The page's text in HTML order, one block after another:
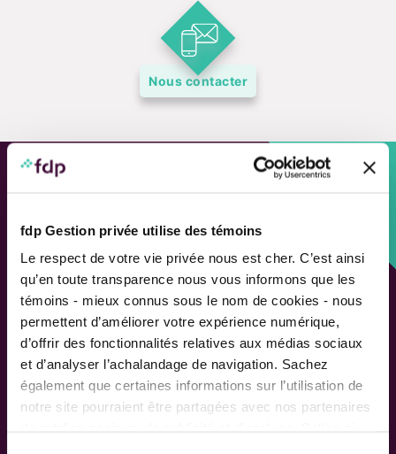
fdp Gestion privée utilise des témoins
Le respect de votre vie privée nous est cher. C’est ainsi
qu’en toute transparence nous vous informons que les
témoins - mieux connus sous le nom de cookies - nous
permettent d’améliorer votre expérience numérique,
d’offrir des fonctionnalités relatives aux médias sociaux
et d’analyser l’achalandage de navigation. Sachez
également que certaines informations sur l’utilisation de
notre site pourraient être partagées avec nos partenaires
Nous contacter
Solutions adaptées.
LIENS RAPIDES
Outils de rendement
Calcul de performance
Publications
Parler à un conseiller